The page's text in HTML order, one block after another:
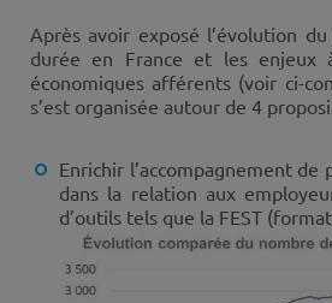
Après avoir exposé l’évolution
durée en France et les enjeux
économiques afférents (voir ci-
s’est organisée autour de 4
Enrichir l’accompagnement de
dans la relation aux
d’outils tels que la FEST